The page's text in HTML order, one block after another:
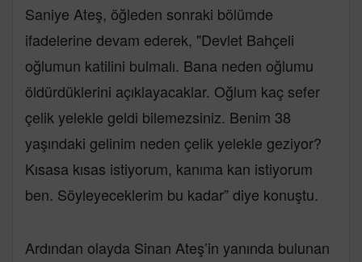
Saniye Ateş, öğleden sonraki bölümde
ifadelerine devam ederek, "Devlet Bahçeli
oğlumun katilini bulmalı. Bana neden oğlumu
öldürdüklerini açıklayacaklar. Oğlum kaç sefer
çelik yelekle geldi bilemezsiniz. Benim 38
yaşındaki gelinim neden çelik yelekle geziyor?
Kısasa kısas istiyorum, kanıma kan istiyorum
ben. Söyleyeceklerim bu kadar” diye konuştu.
Ardından olayda Sinan Ateş’in yanında bulunan